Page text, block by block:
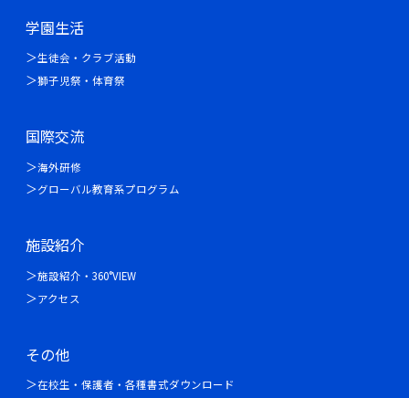
学園生活
生徒会・クラブ活動
獅子児祭・体育祭
国際交流
海外研修
グローバル教育系プログラム
施設紹介
施設紹介・360°VIEW
アクセス
その他
在校生・保護者・各種書式ダウンロード